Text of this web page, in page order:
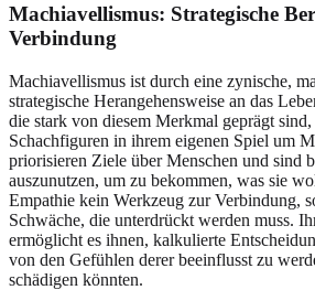
Machiavellismus: Strategische
Verbindung
Machiavellismus ist durch eine zynische,
strategische Herangehensweise an das
die stark von diesem Merkmal geprägt sind,
Schachfiguren in ihrem eigenen Spiel um
priorisieren Ziele über Menschen und sind
auszunutzen, um zu bekommen, was sie
Empathie kein Werkzeug zur Verbindung,
Schwäche, die unterdrückt werden muss.
ermöglicht es ihnen, kalkulierte
von den Gefühlen derer beeinflusst zu
schädigen könnten.